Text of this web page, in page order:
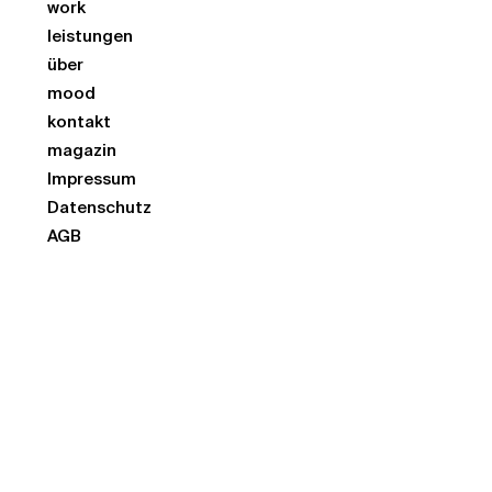
work
leistungen
über
mood
kontakt
magazin
Impressum
Datenschutz
AGB